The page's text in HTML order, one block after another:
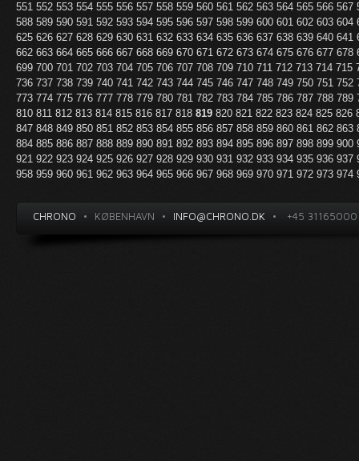
551 552 553 554 555 556 557 558 559 560 561 562 563 564 565 566 567
588 589 590 591 592 593 594 595 596 597 598 599 600 601 602 603 604
625 626 627 628 629 630 631 632 633 634 635 636 637 638 639 640 641
662 663 664 665 666 667 668 669 670 671 672 673 674 675 676 677 678
699 700 701 702 703 704 705 706 707 708 709 710 711 712 713 714 715
736 737 738 739 740 741 742 743 744 745 746 747 748 749 750 751 752
773 774 775 776 777 778 779 780 781 782 783 784 785 786 787 788 789
810 811 812 813 814 815 816 817 818 819 820 821 822 823 824 825 826
847 848 849 850 851 852 853 854 855 856 857 858 859 860 861 862 863
884 885 886 887 888 889 890 891 892 893 894 895 896 897 898 899 900
921 922 923 924 925 926 927 928 929 930 931 932 933 934 935 936 937
958 959 960 961 962 963 964 965 966 967 968 969 970 971 972 973 974
CHRONO • KØBENHAVN • INFO@CHRONO.DK • +45 31165000